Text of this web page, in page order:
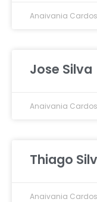
Anaivania
Jose Silva
Anaivania
Thiago
Anaivania